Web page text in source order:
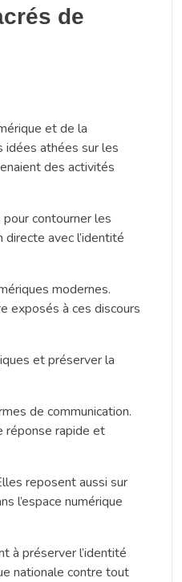
de
et de la
idées athées sur les
des activités
contourner les
avec l’identité
modernes.
exposés à ces discours
et préserver la
de communication.
réponse rapide et
reposent aussi sur
l’espace numérique
à préserver l’identité
nationale contre tout